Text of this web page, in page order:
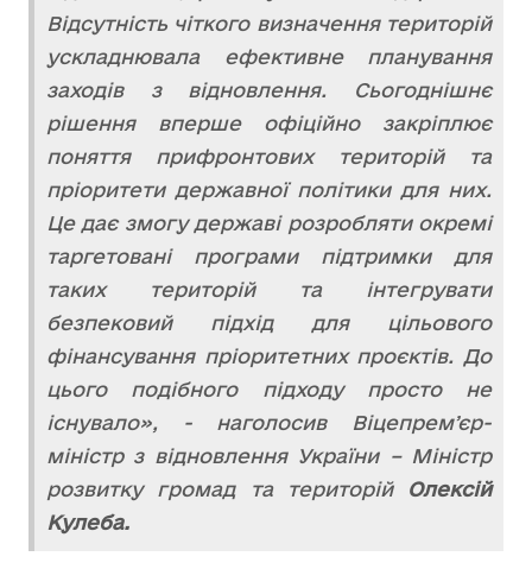
Відсутність чіткого визначення територій
ускладнювала ефективне планування
заходів з відновлення. Сьогоднішнє
рішення вперше офіційно закріплює
поняття прифронтових територій та
пріоритети державної політики для них.
Це дає змогу державі розробляти окремі
таргетовані програми підтримки для
таких територій та інтегрувати
безпековий підхід для цільового
фінансування пріоритетних проєктів. До
цього подібного підходу просто не
існувало», - наголосив Віцепремʼєр-
міністр з відновлення України – Міністр
розвитку громад та територій
Олексій
Кулеба.